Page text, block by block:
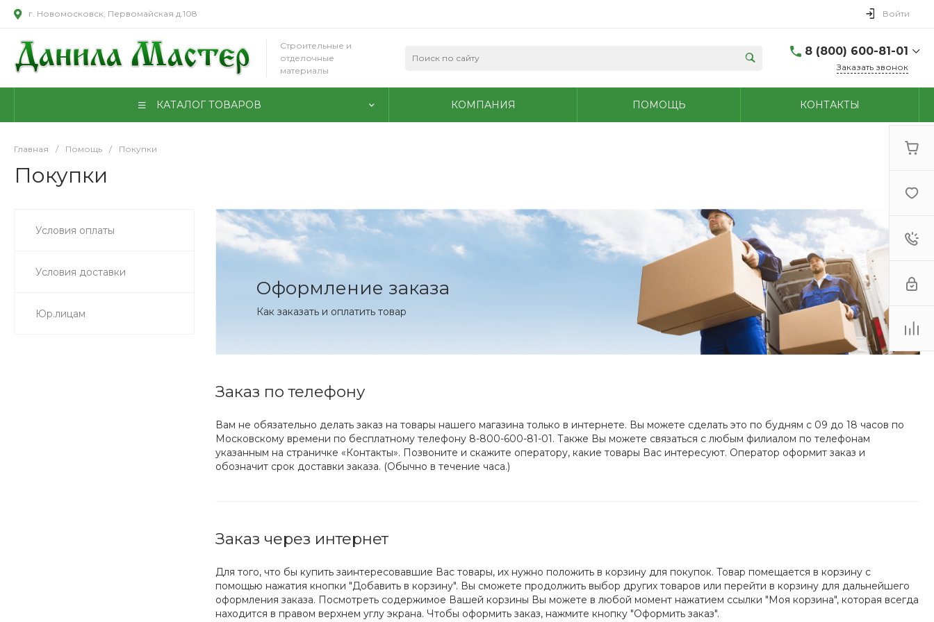
г. Новомосковск, Первомайская д.108 Войти
Строительные и
отделочные
материалы
8 (800) 600-81-01
г. Новомосковск,
Пн - Сб: 8.00-20.00 Вс:
9.00-18.00
(48731)6-32-18
г. Узловая, Базарная
д.1А
Пн - Сб: 9.00-17.00 Вс:
9.00-15.00
(48735) 4-03-85
г. Кимовск,
Первомайская д.41
Заказать звонок
КАТАЛОГ ТОВАРОВ КОМПАНИЯ ПОМОЩЬ КОНТАКТЫ
Главная / Помощь / Покупки
Покупки
Условия оплаты
Условия доставки
Юр.лицам
Оформление заказа
Как заказать и оплатить товар
Заказ по телефону
Вам не обязательно делать заказ на товары нашего магазина только в интернете. Вы можете сделать это по будням с 09 до 18 часов по
Московскому времени по бесплатному телефону 8-800-600-81-01. Также Вы можете связаться с любым филиалом по телефонам
указанным на страничке «Контакты». Позвоните и скажите оператору, какие товары Вас интересуют. Оператор оформит заказ и
обозначит срок доставки заказа. (Обычно в течение часа.)
Заказ через интернет
Для того, что бы купить заинтересовавшие Вас товары, их нужно положить в корзину для покупок. Товар помещается в корзину с
помощью нажатия кнопки "Добавить в корзину". Вы сможете продолжить выбор других товаров или перейти в корзину для дальнейшего
оформления заказа. Посмотреть содержимое Вашей корзины Вы можете в любой момент нажатием ссылки "Моя корзина", которая всегда
находится в правом верхнем углу экрана. Чтобы оформить заказ, нажмите кнопку "Оформить заказ".